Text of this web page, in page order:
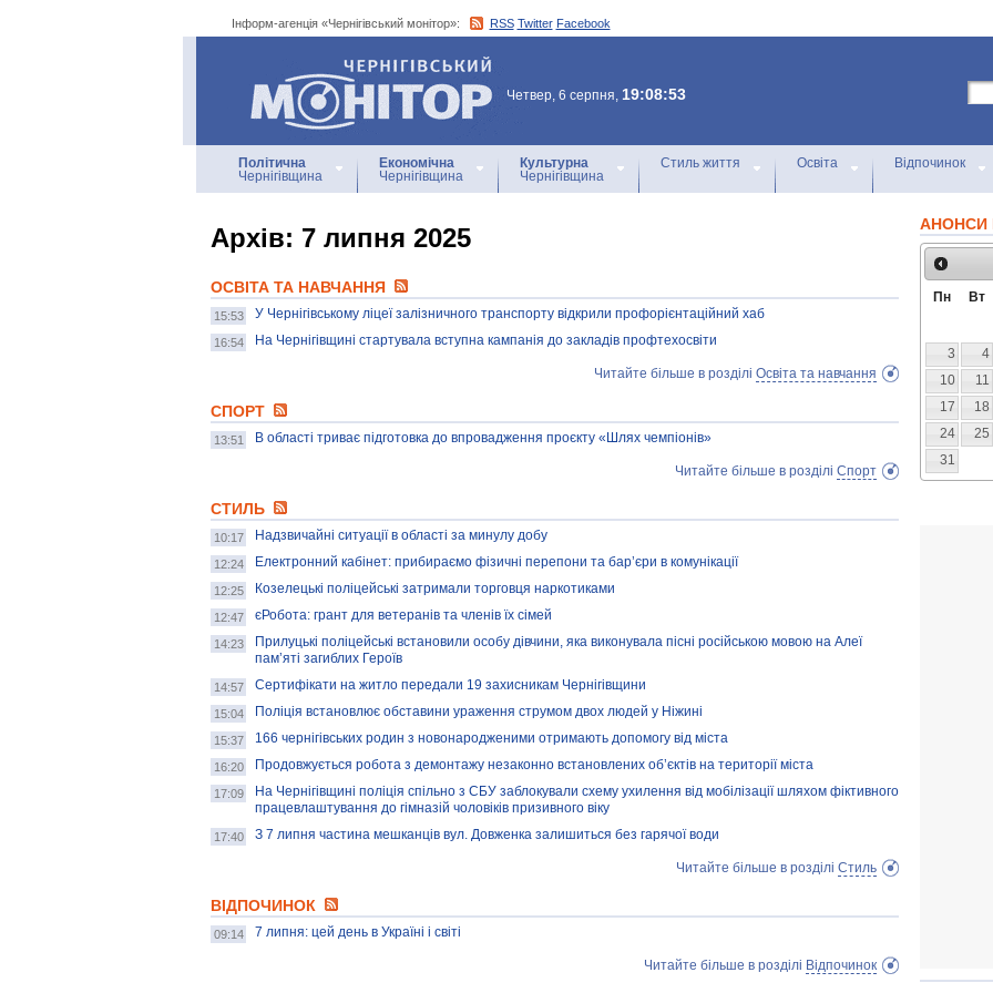
Інформ-агенція «Чернігівський монітор»: RSS Twitter Facebook
Інформ-агенція
«Чернігівський монітор»
Четвер, 6 серпня, 19:08:53
Політична
Чернігівщина
Економічна
Чернігівщина
Культурна
Чернігівщина
Стиль життя Освіта Відпочинок
Архiв: 7 липня 2025
ОСВІТА ТА НАВЧАННЯ
15:53 У Чернігівському ліцеї залізничного транспорту відкрили профорієнтаційний хаб
16:54 На Чернігівщині стартувала вступна кампанія до закладів профтехосвіти
Читайте більше в розділі Освіта та навчання
СПОРТ
13:51 В області триває підготовка до впровадження проєкту «Шлях чемпіонів»
Читайте більше в розділі Спорт
СТИЛЬ
10:17 Надзвичайні ситуації в області за минулу добу
12:24 Електронний кабінет: прибираємо фізичні перепони та бар’єри в комунікації
12:25 Козелецькі поліцейські затримали торговця наркотиками
12:47 єРобота: грант для ветеранів та членів їх сімей
14:23
Прилуцькі поліцейські встановили особу дівчини, яка виконувала пісні російською мовою на Алеї
пам’яті загиблих Героїв
14:57 Сертифікати на житло передали 19 захисникам Чернігівщини
15:04 Поліція встановлює обставини ураження струмом двох людей у Ніжині
15:37 166 чернігівських родин з новонародженими отримають допомогу від міста
16:20 Продовжується робота з демонтажу незаконно встановлених об’єктів на території міста
17:09
На Чернігівщині поліція спільно з СБУ заблокували схему ухилення від мобілізації шляхом фіктивного
працевлаштування до гімназій чоловіків призивного віку
17:40 З 7 липня частина мешканців вул. Довженка залишиться без гарячої води
Читайте більше в розділі Стиль
ВІДПОЧИНОК
09:14 7 липня: цей день в Україні і світі
Читайте більше в розділі Відпочинок
АНОНСИ
Пн Вт
3
4
10
11
17
18
24
25
31